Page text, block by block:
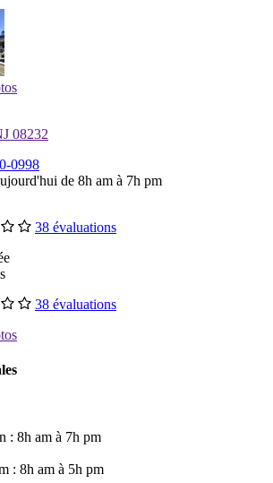
08232
0998
de 8h am à 7h pm
38 évaluations
38 évaluations
: 8h am à 7h pm
: 8h am à 5h pm